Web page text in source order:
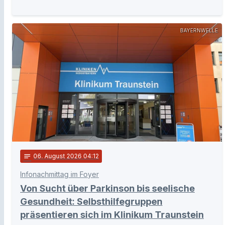
BAYERNWELLE
notes 06. August 2026 04:12
Infonachmittag im Foyer
Von Sucht über Parkinson bis seelische
Gesundheit: Selbsthilfegruppen
präsentieren sich im Klinikum Traunstein